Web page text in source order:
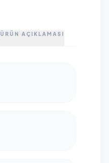
ÜRÜN AÇIKLAMASI